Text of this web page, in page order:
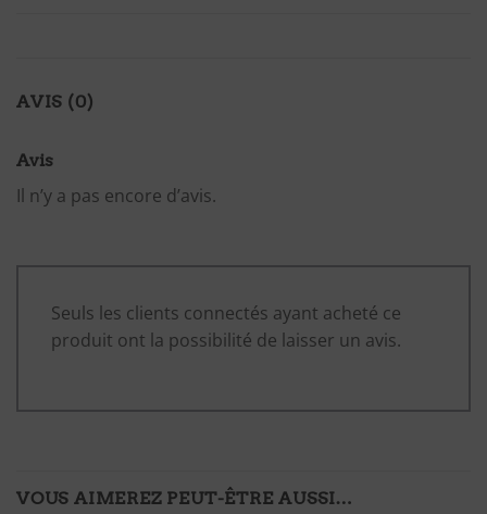
AVIS (0)
Avis
Il n’y a pas encore d’avis.
Seuls les clients connectés ayant acheté ce
produit ont la possibilité de laisser un avis.
VOUS AIMEREZ PEUT-ÊTRE AUSSI…